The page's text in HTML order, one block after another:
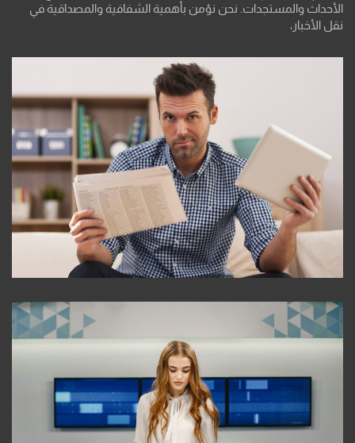
الأحداث والمستجدات. نحن نؤمن بأهمية الشفافية والمصداقية في
نقل الأخبار،